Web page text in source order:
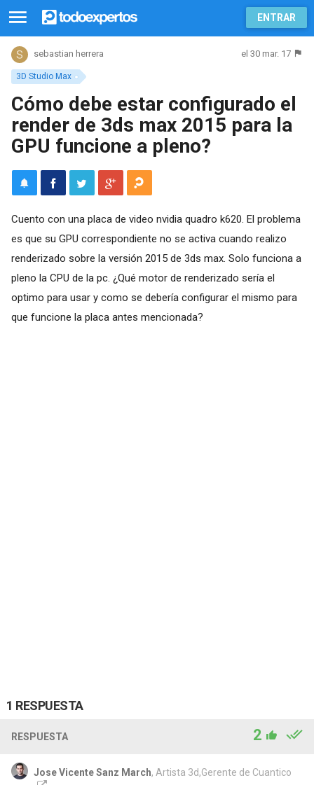
ENTRAR
3D Studio Max
sebastian herrera el 30 mar. 17
Cómo debe estar configurado el
render de 3ds max 2015 para la
GPU funcione a pleno?
Cuento con una placa de video nvidia quadro k620. El problema
es que su GPU correspondiente no se activa cuando realizo
renderizado sobre la versión 2015 de 3ds max. Solo funciona a
pleno la CPU de la pc. ¿Qué motor de renderizado sería el
optimo para usar y como se debería configurar el mismo para
que funcione la placa antes mencionada?
1 RESPUESTA
RESPUESTA 2
Jose Vicente Sanz March, Artista 3d,Gerente de Cuantico